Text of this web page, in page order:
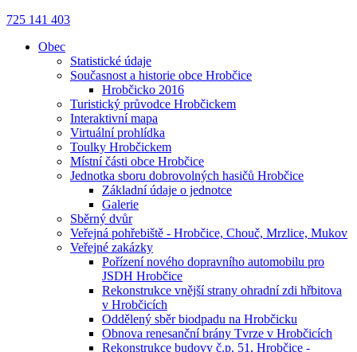
725 141 403
Obec
Statistické údaje
Současnost a historie obce Hrobčice
Hrobčicko 2016
Turistický průvodce Hrobčickem
Interaktivní mapa
Virtuální prohlídka
Toulky Hrobčickem
Místní části obce Hrobčice
Jednotka sboru dobrovolných hasičů Hrobčice
Základní údaje o jednotce
Galerie
Sběrný dvůr
Veřejná pohřebiště - Hrobčice, Chouč, Mrzlice, Mukov
Veřejné zakázky
Pořízení nového dopravního automobilu pro
JSDH Hrobčice
Rekonstrukce vnější strany ohradní zdi hřbitova
v Hrobčicích
Oddělený sběr biodpadu na Hrobčicku
Obnova renesanční brány Tvrze v Hrobčicích
Rekonstrukce budovy č.p. 51, Hrobčice -